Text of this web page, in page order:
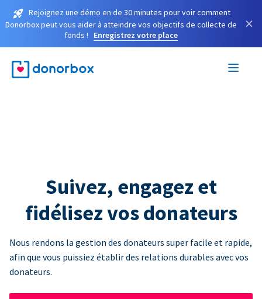
Rejoignez une démo en de 30 minutes pour voir comment
Donorbox peut vous aider à atteindre vos objectifs de collecte de
fonds !
Enregistrez votre place
×
Suivez, engagez et
fidélisez vos donateurs
Nous rendons la gestion des donateurs super facile et rapide,
afin que vous puissiez établir des relations durables avec vos
donateurs.